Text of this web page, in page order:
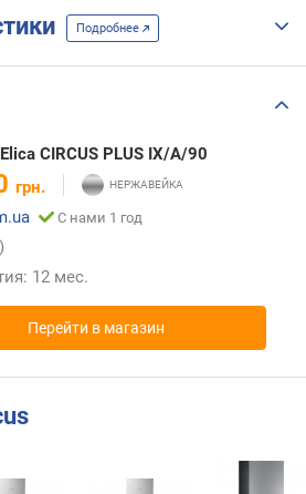
Подробнее
CIRCUS PLUS IX/A/90
грн.
С нами 1 год
12 мес.
Перейти в магазин